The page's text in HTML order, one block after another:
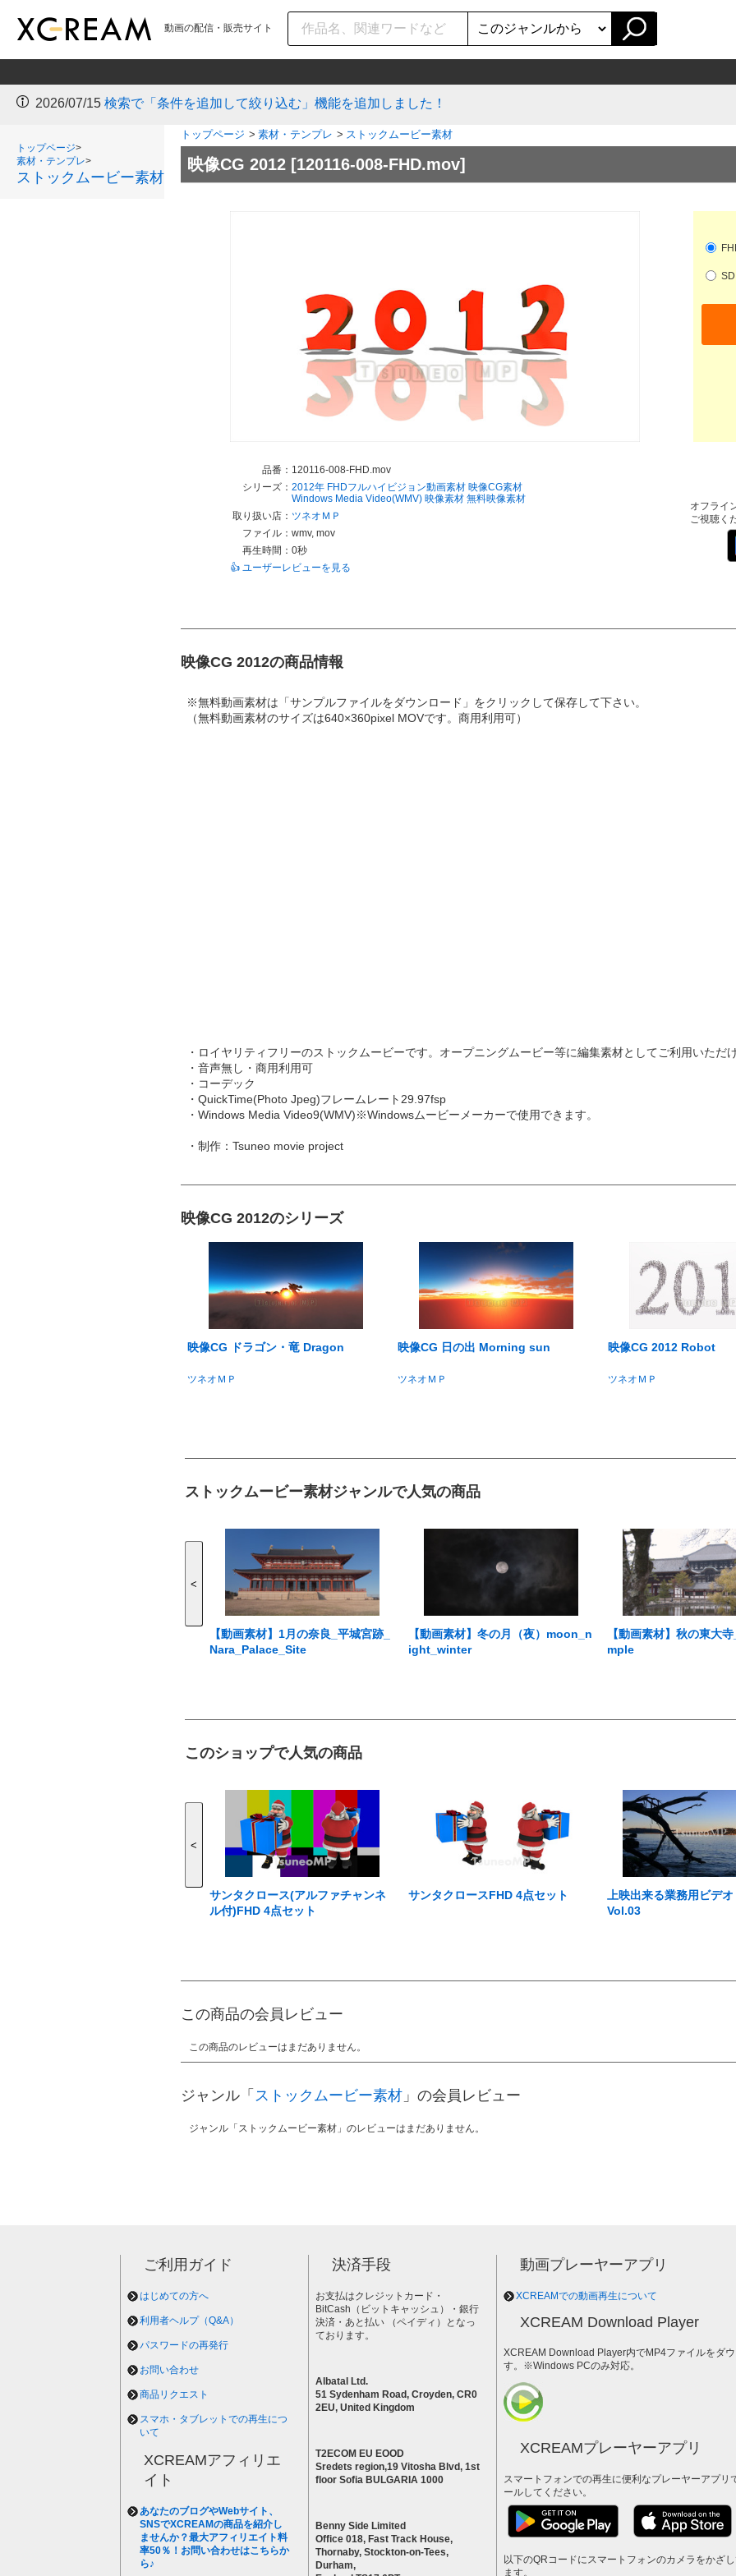
動画の配信・販売サイト
2026/07/15 検索で「条件を追加して絞り込む」機能を追加しました！
トップページ>
素材・テンプレ>
ストックムービー素材
トップページ > 素材・テンプレ > ストックムービー素材
映像CG 2012 [120116-008-FHD.mov]
品番： 120116-008-FHD.mov
シリーズ： 2012年 FHDフルハイビジョン動画素材 映像CG素材
Windows Media Video(WMV) 映像素材 無料映像素材
取り扱い店： ツネオＭＰ
ファイル： wmv, mov
再生時間： 0秒
👍 ユーザーレビューを見る
オフライ
ご視聴く
映像CG 2012の商品情報
※無料動画素材は「サンプルファイルをダウンロード」をクリックして保存して下さい。
（無料動画素材のサイズは640×360pixel MOVです。商用利用可）
・ロイヤリティフリーのストックムービーです。オープニングムービー等に編集素材としてご利用いただ
・音声無し・商用利用可
・コーデック
・QuickTime(Photo Jpeg)フレームレート29.97fsp
・Windows Media Video9(WMV)※Windowsムービーメーカーで使用できます。
・制作：Tsuneo movie project
映像CG 2012のシリーズ
映像CG ドラゴン・竜 Dragon
ツネオＭＰ
映像CG 日の出 Morning sun
ツネオＭＰ
映像CG 2012 Robot
ツネオＭＰ
ストックムービー素材ジャンルで人気の商品
<
【動画素材】1月の奈良_平城宮跡_
Nara_Palace_Site
【動画素材】冬の月（夜）moon_n
ight_winter
【動画素材】秋の東大
mple
このショップで人気の商品
<
サンタクロース(アルファチャンネ
ル付)FHD 4点セット
サンタクロースFHD 4点セット
上映出来る業務用ビデ
Vol.03
この商品の会員レビュー
この商品のレビューはまだありません。
ジャンル「 ストックムービー素材 」の会員レビュー
ジャンル「ストックムービー素材」のレビューはまだありません。
ご利用ガイド
はじめての方へ
利用者ヘルプ（Q&A）
パスワードの再発行
お問い合わせ
商品リクエスト
スマホ・タブレットでの再生につ
いて
XCREAMアフィリエ
イト
あなたのブログやWebサイト、
SNSでXCREAMの商品を紹介し
ませんか？最大アフィリエイト料
率50％！お問い合わせはこちらか
ら♪
決済手段
お支払はクレジットカード・
BitCash（ビットキャッシュ）・銀行
決済・あと払い （ペイディ）となっ
ております。
Albatal Ltd.
51 Sydenham Road, Croyden, CR0
2EU, United Kingdom
T2ECOM EU EOOD
Sredets region,19 Vitosha Blvd, 1st
floor Sofia BULGARIA 1000
Benny Side Limited
Office 018, Fast Track House,
Thornaby, Stockton-on-Tees,
Durham,
動画プレーヤーアプリ
XCREAMでの動画再生について
XCREAM Download Player
XCREAM Download Player内でMP4ファイルをダ
す。※Windows PCのみ対応。
XCREAMプレーヤーアプリ
スマートフォンでの再生に便利なプレーヤーアプリ
ールしてください。
以下のQRコードにスマートフォンのカメラをかざ
ます。